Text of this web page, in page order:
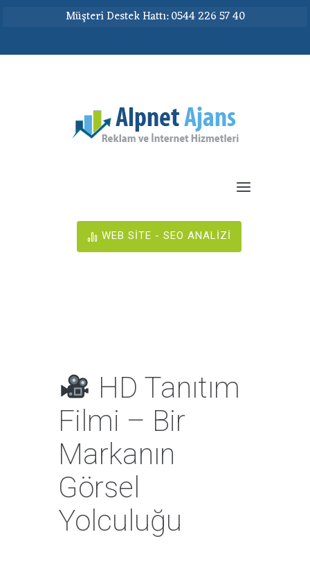
Müşteri Destek Hattı: 0544 226 57 40
WEB SİTE - SEO ANALİZİ
HD Tanıtım
Filmi – Bir
Markanın
Görsel
Yolculuğu